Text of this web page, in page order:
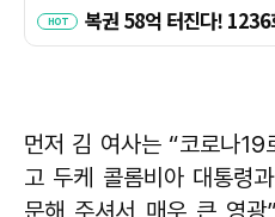
먼저 김 여사는 “코로나
고 두케 콜롬비아 대통령
문해 주셔서 매우 큰 영광